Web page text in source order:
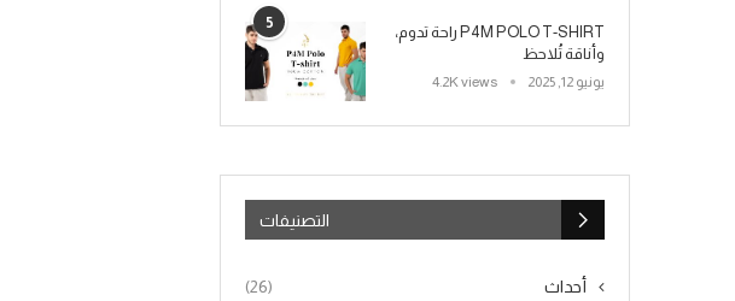
5
P4M POLO T-SHIRT راحة تدوم،
وأناقة تُلاحظ
يونيو 12, 2025 4.2K views
التصنيفات
أحداث (26)